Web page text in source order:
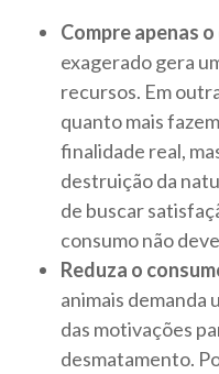
Compre apenas
exagerado gera
recursos. Em
quanto mais
finalidade real,
destruição da
de buscar
consumo não
Reduza o
animais demanda
das motivações
desmatamento.